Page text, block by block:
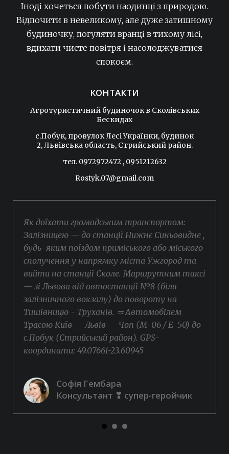
Іноді хочеться побути наодинці з природою.
Відпочити в невеликому, але дуже затишному
будиночку, погуляти вранці в тихому лісі,
вдихати чисте повітря і насолоджуватися
спокоєм.
КОНТАКТИ
Агротуристичний будиночок в Сколівських
Бескидах
c.Побук, провулок Лесі Українки, будинок
2, Львівська область, Стрийський район.
тел. 0972972472 , 0951212632
Rostyk.07@gmail.com
Як доїхати громадським транспортом:
Залізницею — до станції Нижнє Синьовидне ,
будь-яким поїздом приміського або міського
сполучення у напрямку міста Ужгород та
вийти на станції Сколе. Маршрутним таксі
— зі Львова від автостанції №8 (біля
залізничного вокзалу) до повороту на
Тишівницю - Труханів. ⥤ Автомобілем
Трасою Київ — Львів — Чоп (М-06 / Е-50) до
с.Побук (Стрийський район). GPS-
координати: 49.07661-23.60945
Софія Гембара
Консультант ❣ супер-геройчик